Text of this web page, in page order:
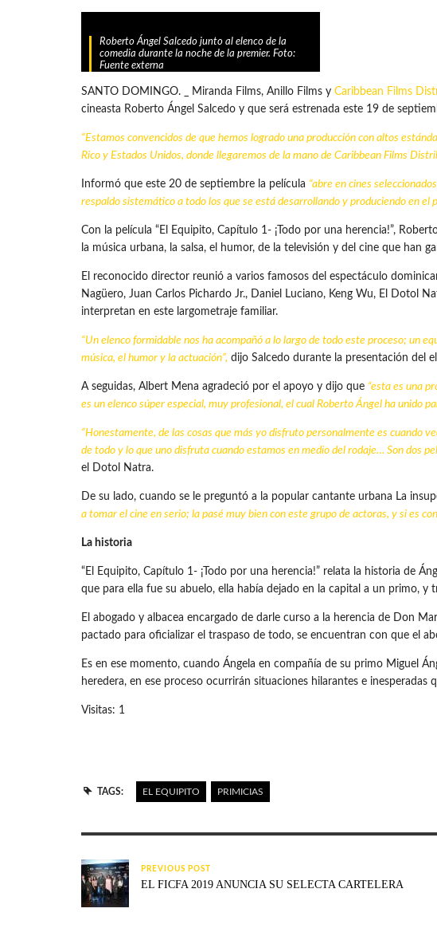
Roberto Ángel Salcedo junto al elenco de la
comedia durante la noche de la premier. Foto:
Fuente externa
SANTO DOMINGO. _ Miranda Films, Anillo Films y Caribbean Films
cineasta Roberto Ángel Salcedo y que será estrenada este 19 de
“Estamos convencidos de que hemos logrado una producción con altos
Rico y Estados Unidos, donde llegaremos de la mano de Caribbean Films
Informó que este 20 de septiembre la película “abre en cines
respaldo sistemático a todo los que se está desarrollando y produciendo en el
Con la película “El Equipito, Capítulo 1- ¡Todo por una herencia!”,
la música urbana, la salsa, el humor, de la televisión y del cine que han
El reconocido director reunió a varios famosos del espectáculo
Nagüero, Juan Carlos Pichardo Jr., Daniel Luciano, Keng Wu, El Dotol
interpretan en este largometraje familiar.
“Un elenco formidable nos ha acompañó a lo largo de todo este proceso; un
música, el humor y la actuación”, dijo Salcedo durante la presentación del
A seguidas, Albert Mena agradeció por el apoyo y dijo que “esta es una
es un elenco súper especial, muy profesional, el cual Roberto Ángel ha unido
“Honestamente, de las cosas que más yo disfruto personalmente es cuando
de todo y lo que uno disfruta cuando estamos en medio del rodaje… Son dos
el Dotol Natra.
De su lado, cuando se le preguntó a la popular cantante urbana La
a tomar el cine en serio; la pasé muy bien con este grupo de actoras, y si es
La historia
“El Equipito, Capítulo 1- ¡Todo por una herencia!” relata la historia de
que para ella fue su abuelo, ella había dejado en la capital a un primo,
El abogado y albacea encargado de darle curso a la herencia de Don
pactado para oficializar el traspaso de todo, se encuentran con que el
Es en ese momento, cuando Ángela en compañía de su primo Miguel
heredera, en ese proceso ocurrirán situaciones hilarantes e
Visitas: 1
TAGS: EL EQUIPITO PRIMICIAS
PREVIOUS POST
EL FICFA 2019 ANUNCIA SU SELECTA CARTELERA